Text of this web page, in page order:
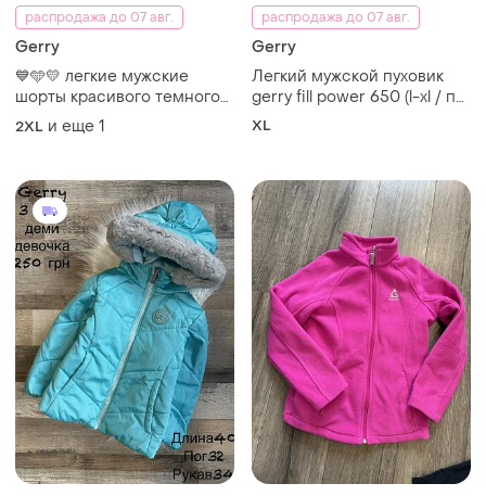
распродажа до 07 авг.
Gerry
💙🩵💛 легкие мужские
шорты красивого темного
цвета
2XL и еще 1
распродажа до 07 авг.
Gerry
Легкий мужской пуховик
gerry fill power 650 (l-xl / пух
90%)
XL